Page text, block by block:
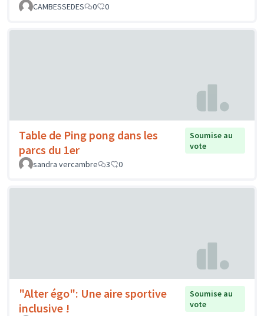
CAMBESSEDES
0 0
Table de Ping pong dans les
parcs du 1er
Soumise au
vote
sandra vercambre
3 0
"Alter égo": Une aire sportive
inclusive !
Soumise au
vote